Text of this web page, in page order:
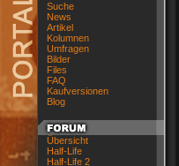
Suche
News
Artikel
Kolumnen
Umfragen
Bilder
Files
FAQ
Kaufversionen
Blog
Übersicht
Half-Life
Half-Life 2